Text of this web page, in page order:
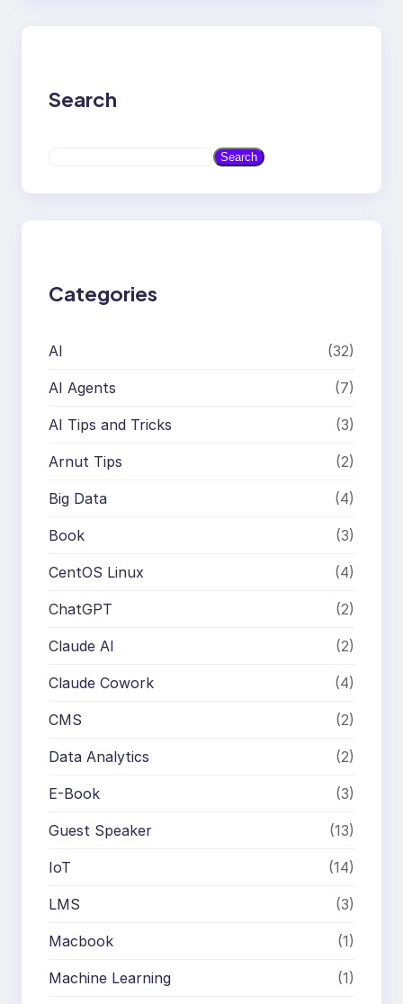
Search
a
Search
Categories
AI (32)
AI Agents (7)
AI Tips and Tricks (3)
Arnut Tips (2)
Big Data (4)
Book (3)
CentOS Linux (4)
ChatGPT (2)
Claude AI (2)
Claude Cowork (4)
CMS (2)
Data Analytics (2)
E-Book (3)
Guest Speaker (13)
IoT (14)
LMS (3)
Macbook (1)
Machine Learning (1)